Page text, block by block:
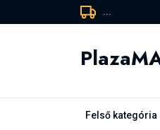
...
Felső kategória